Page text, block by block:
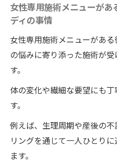
女性専用施術メニューが
ディの事情
女性専用施術メニューがあ
の悩みに寄り添った施術が
す。
体の変化や繊細な要望にも
す。
例えば、生理周期や産後の
リングを通じて一人ひとり
ます。